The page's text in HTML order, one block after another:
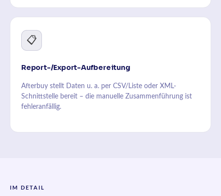
📋
Report-/Export-Aufbereitung
Afterbuy stellt Daten u. a. per CSV/Liste oder XML-
Schnittstelle bereit – die manuelle Zusammenführung ist
fehleranfällig.
IM DETAIL